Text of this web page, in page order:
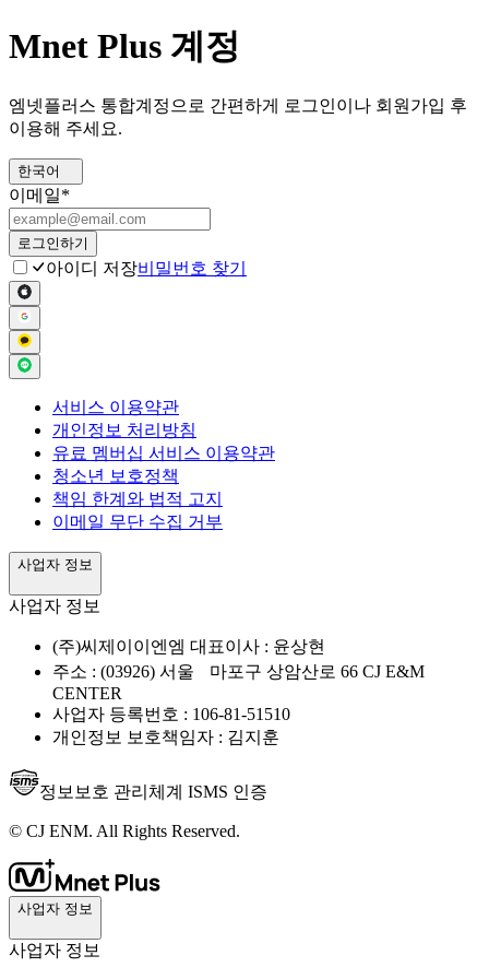
Mnet Plus 계정
엠넷플러스 통합계정으로 간편하게 로그인이나 회원가입 후
이용해 주세요.
한국어
이메일*
로그인하기
아이디 저장비밀번호 찾기
서비스 이용약관
개인정보 처리방침
유료 멤버십 서비스 이용약관
청소년 보호정책
책임 한계와 법적 고지
이메일 무단 수집 거부
사업자 정보
사업자 정보
(주)씨제이이엔엠 대표이사 : 윤상현
주소 : (03926) 서울 마포구 상암산로 66 CJ E&M
CENTER
사업자 등록번호 : 106-81-51510
개인정보 보호책임자 : 김지훈
정보보호 관리체계 ISMS 인증
© CJ ENM. All Rights Reserved.
사업자 정보
사업자 정보